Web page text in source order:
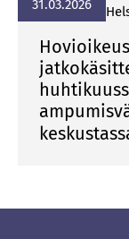
31.03.2026